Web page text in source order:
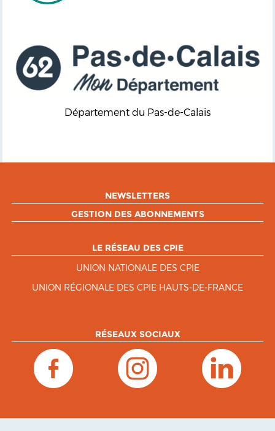
Département du Pas-de-Calais
NEWSLETTERS
GESTION DES ABONNEMENTS
LE RÉSEAU DES CPIE
UNION NATIONALE DES CPIE
UNION RÉGIONALE DES CPIE HAUTS-DE-FRANCE
RÉSEAUX SOCIAUX